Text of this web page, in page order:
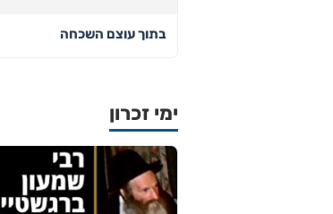
בתוך עוצם השכחה
ימי זכרון